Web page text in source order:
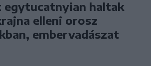
egytucatnyian haltak
elleni orosz
embervadászat